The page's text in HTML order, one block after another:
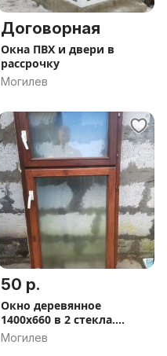
Договорная
Окна ПВХ и двери в
рассрочку
Могилев
50 р.
Окно деревянное
1400х660 в 2 стекла.
1000х660, 460х660
Могилев